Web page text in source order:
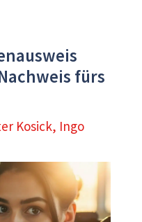
fürs
Kosick, Ingo